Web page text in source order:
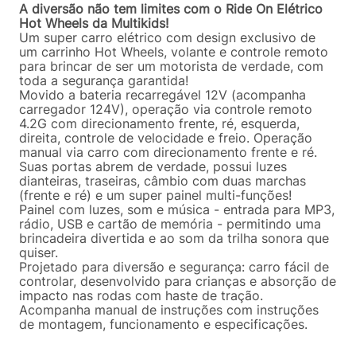
A diversão não tem limites com o Ride On Elétrico
Hot Wheels da Multikids!
Um super carro elétrico com design exclusivo de
um carrinho Hot Wheels, volante e controle remoto
para brincar de ser um motorista de verdade, com
toda a segurança garantida!
Movido a bateria recarregável 12V (acompanha
carregador 124V), operação via controle remoto
4.2G com direcionamento frente, ré, esquerda,
direita, controle de velocidade e freio. Operação
manual via carro com direcionamento frente e ré.
Suas portas abrem de verdade, possui luzes
dianteiras, traseiras, câmbio com duas marchas
(frente e ré) e um super painel multi-funções!
Painel com luzes, som e música - entrada para MP3,
rádio, USB e cartão de memória - permitindo uma
brincadeira divertida e ao som da trilha sonora que
quiser.
Projetado para diversão e segurança: carro fácil de
controlar, desenvolvido para crianças e absorção de
impacto nas rodas com haste de tração.
Acompanha manual de instruções com instruções
de montagem, funcionamento e especificações.